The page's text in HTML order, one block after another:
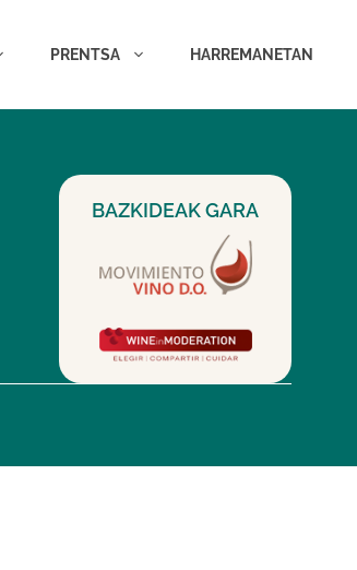
PRENTSA HARREMANETAN
BAZKIDEAK GARA